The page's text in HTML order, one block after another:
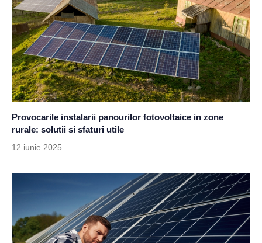
Provocarile instalarii panourilor fotovoltaice in zone
rurale: solutii si sfaturi utile
12 iunie 2025